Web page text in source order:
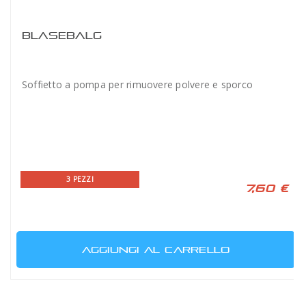
BLASEBALG
Soffietto a pompa per rimuovere polvere e sporco
3 PEZZI
7,60 €
AGGIUNGI AL CARRELLO